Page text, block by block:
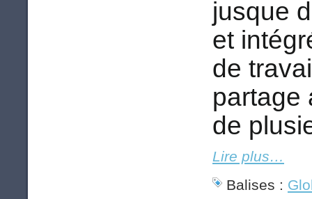
jusque
et
de
partage
de
Lire plus…
Balises :